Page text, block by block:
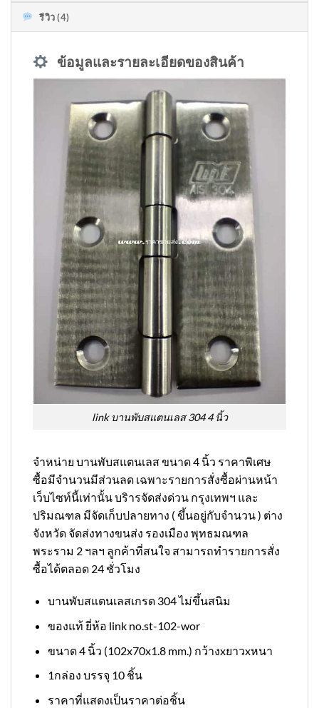
รีวิว (4)
ข้อมูลและรายละเอียดของสินค้า
link บานพับสแตนเลส 304 4 นิ้ว
จำหน่าย บานพับสแตนเลส ขนาด 4 นิ้ว ราคาพิเศษ
ซื้อมีจำนวนมีส่วนลด เฉพาะรายการสั่งซื้อผ่านหน้า
เว็บไซท์นี้เท่านั้น บริารจัดส่งด่วน กรุงเทพฯ และ
ปริมณฑล มีจัดเก็บปลายทาง ( ขึ้นอยู่กับจำนวน ) ต่าง
จังหวัด จัดส่งทางขนส่ง รองเมือง พุทธมณฑล
พระราม 2 ฯลฯ ลูกค้าที่สนใจ สามารถทำรายการสั่ง
ซื้อได้ตลอด 24 ชั่วโมง
บานพับสแตนเลสเกรด 304 ไม่ขึ้นสนิม
ของแท้ ยี่ห้อ link no.st-102-wor
ขนาด 4 นิ้ว (102x70x1.8 mm.) กว้างxยาวxหนา
1กล่อง บรรจุ 10 ชิ้น
ราคาที่แสดงเป็นราคาต่อชิ้น